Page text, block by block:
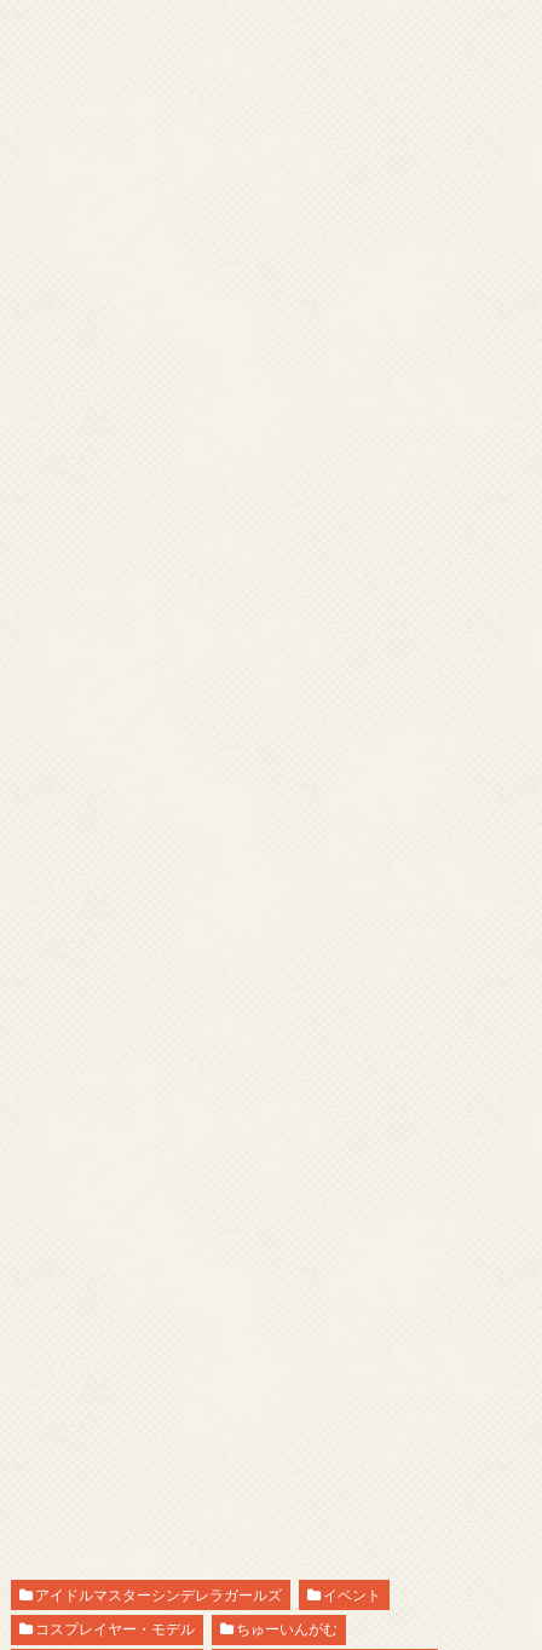
アイドルマスターシンデレラガールズ
イベント
コスプレイヤー・モデル
ちゅーいんがむ